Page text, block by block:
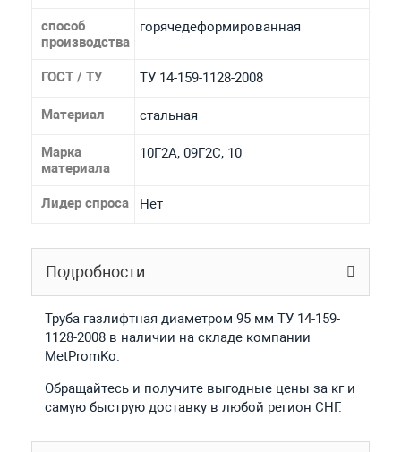
способ
производства
горячедеформированная
ГОСТ / ТУ ТУ 14-159-1128-2008
Материал стальная
Марка
материала
10Г2А, 09Г2С, 10
Лидер спроса Нет
Подробности
Труба газлифтная диаметром 95 мм ТУ 14-159-
1128-2008 в наличии на складе компании
MetPromKo.
Обращайтесь и получите выгодные цены за кг и
самую быструю доставку в любой регион СНГ.